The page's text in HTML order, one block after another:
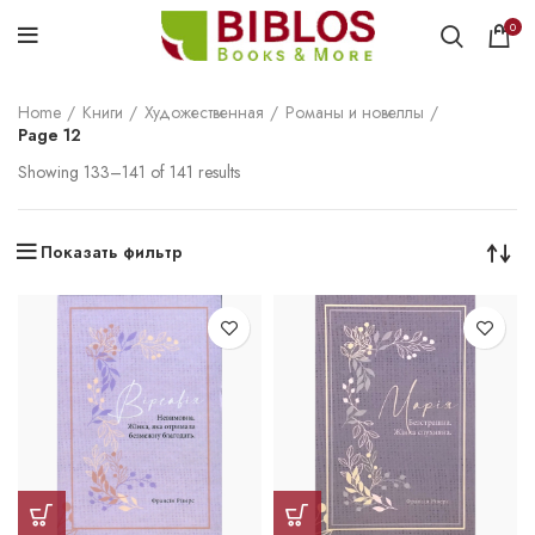
0
Home Книги Художественная
Романы и новеллы
Page 12
Showing 133–141 of 141 results
Показать фильтр